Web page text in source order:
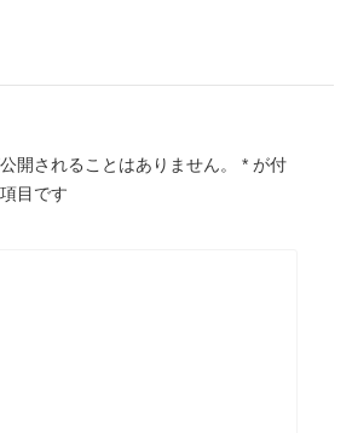
開されることはありません。 * が付
目です